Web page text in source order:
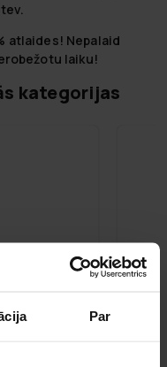
Par
atlaides! Nepalaid
laiku!
kategorijas